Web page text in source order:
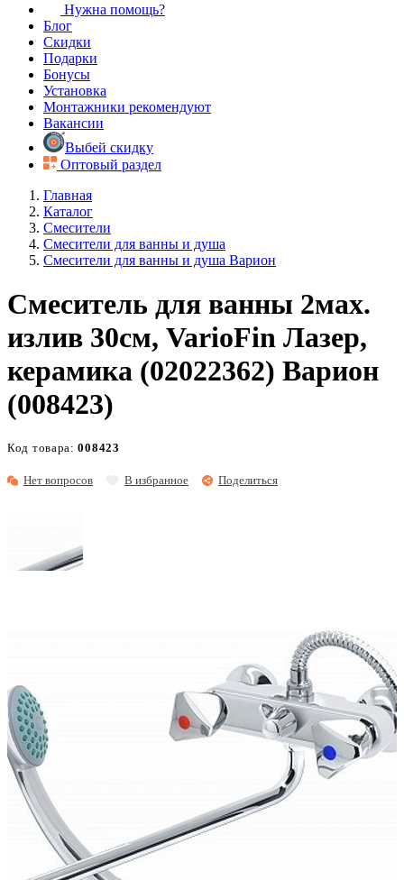
Нужна помощь?
Блог
Скидки
Подарки
Бонусы
Установка
Монтажники рекомендуют
Вакансии
Выбей скидку
Оптовый раздел
Главная
Каталог
Смесители
Смесители для ванны и душа
Смесители для ванны и душа Варион
Смеситель для ванны 2мах.
излив 30см, VarioFin Лазер,
керамика (02022362) Варион
(008423)
Нет вопросов В избранное Поделиться
Код товара:008423